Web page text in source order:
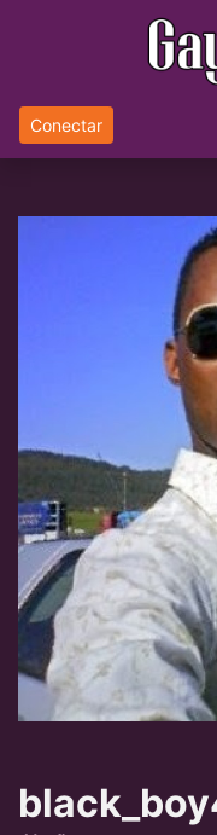
Conectar